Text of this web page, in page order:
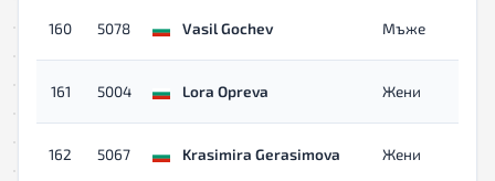
160 5078 Vasil Gochev Мъже
161 5004 Lora Opreva Жени
162 5067 Krasimira Gerasimova Жени